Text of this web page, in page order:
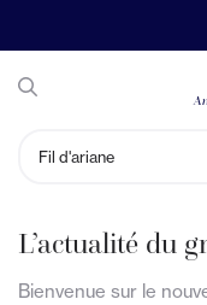
Notre cabinet
Fil d'ariane
L’actualité du
Bienvenue sur le